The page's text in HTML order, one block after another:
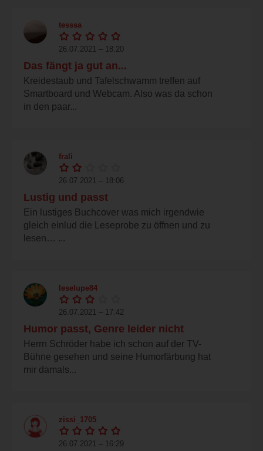
tesssa
26.07.2021 – 18:20
Das fängt ja gut an...
Kreidestaub und Tafelschwamm treffen auf
Smartboard und Webcam. Also was da schon
in den paar...
frali
26.07.2021 – 18:06
Lustig und passt
Ein lustiges Buchcover was mich irgendwie
gleich einlud die Leseprobe zu öffnen und zu
lesen… ...
leselupe84
26.07.2021 – 17:42
Humor passt, Genre leider nicht
Herrn Schröder habe ich schon auf der TV-
Bühne gesehen und seine Humorfärbung hat
mir damals...
zissi_1705
26.07.2021 – 16:29